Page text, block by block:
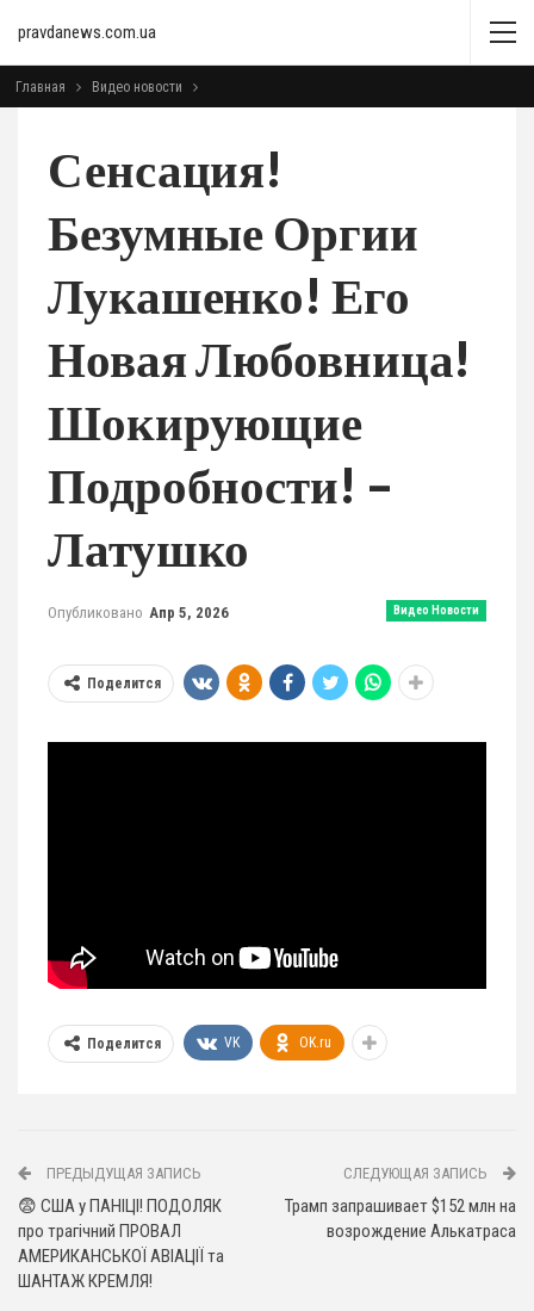
pravdanews.com.ua
Главная Видео новости
Сенсация!
Безумные Оргии
Лукашенко! Его
Новая Любовница!
Шокирующие
Подробности! –
Латушко
Видео Новости
Опубликовано Апр 5, 2026
Поделится
Поделится VK OK.ru
ПРЕДЫДУЩАЯ ЗАПИСЬ
😨 США у ПАНІЦІ! ПОДОЛЯК
про трагічний ПРОВАЛ
АМЕРИКАНСЬКОЇ АВІАЦІЇ та
ШАНТАЖ КРЕМЛЯ!
СЛЕДУЮЩАЯ ЗАПИСЬ
Трамп запрашивает $152 млн на
возрождение Алькатраса